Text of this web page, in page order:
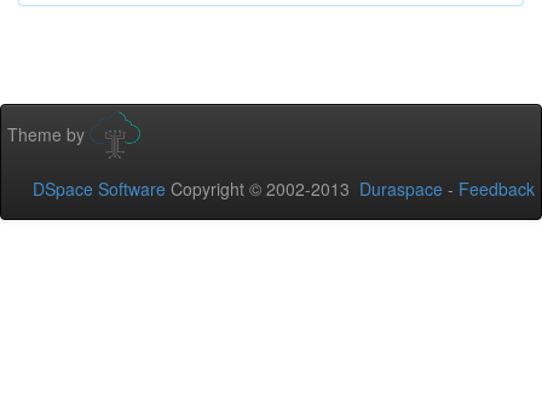
Theme by
DSpace Software Copyright © 2002-2013 Duraspace - Feedback